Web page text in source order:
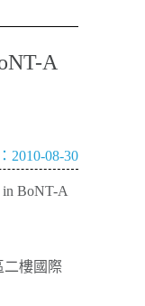
A
2010-08-30
in BoNT-A
二樓國際